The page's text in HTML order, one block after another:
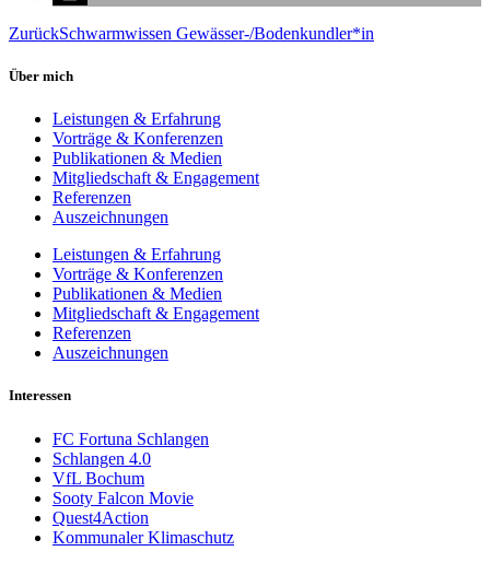
ZurückSchwarmwissen Gewässer-/Bodenkundler*in
Über mich
Leistungen & Erfahrung
Vorträge & Konferenzen
Publikationen & Medien
Mitgliedschaft & Engagement
Referenzen
Auszeichnungen
Leistungen & Erfahrung
Vorträge & Konferenzen
Publikationen & Medien
Mitgliedschaft & Engagement
Referenzen
Auszeichnungen
Interessen
FC Fortuna Schlangen
Schlangen 4.0
VfL Bochum
Sooty Falcon Movie
Quest4Action
Kommunaler Klimaschutz